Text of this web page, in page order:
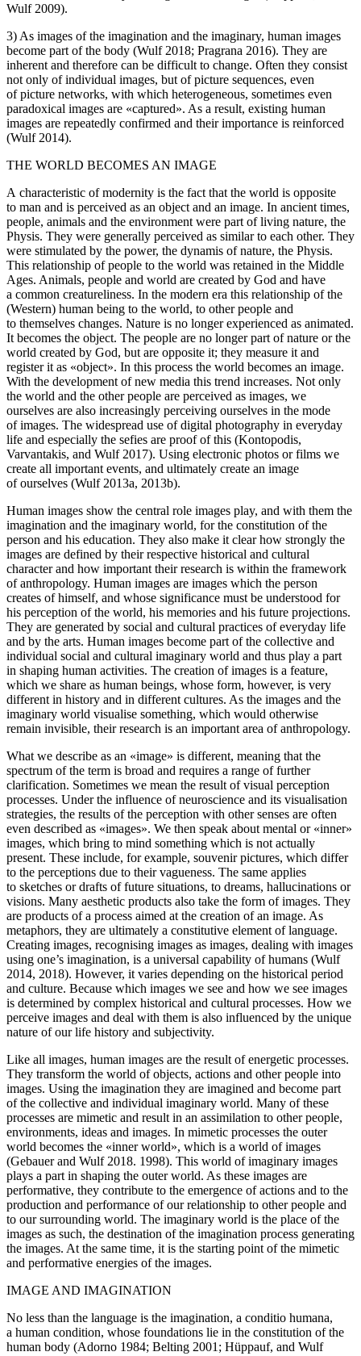
Wulf 2009).
3) As images of the imagination and the imaginary, human images
become part of the body (Wulf 2018; Pragrana 2016). They are
inherent and therefore can be difficult to change. Often they consist
not only of individual images, but of picture sequences, even
of picture networks, with which heterogeneous, sometimes even
paradoxical images are «captured». As a result, existing human
images are repeatedly confirmed and their importance is reinforced
(Wulf 2014).
THE WORLD BECOMES AN IMAGE
A characteristic of modernity is the fact that the world is opposite
to man and is perceived as an object and an image. In ancient times,
people, animals and the environment were part of living nature, the
Physis. They were generally perceived as similar to each other. They
were stimulated by the power, the dynamis of nature, the Physis.
This relationship of people to the world was retained in the Middle
Ages. Animals, people and world are created by God and have
a common creatureliness. In the modern era this relationship of the
(Western) human being to the world, to other people and
to themselves changes. Nature is no longer experienced as animated.
It becomes the object. The people are no longer part of nature or the
world created by God, but are opposite it; they measure it and
register it as «object». In this process the world becomes an image.
With the development of new media this trend increases. Not only
the world and the other people are perceived as images, we
ourselves are also increasingly perceiving ourselves in the mode
of images. The widespread use of digital photography in everyday
life and especially the sefies are proof of this (Kontopodis,
Varvantakis, and Wulf 2017). Using electronic photos or films we
create all important events, and ultimately create an image
of ourselves (Wulf 2013a, 2013b).
Human images show the central role images play, and with them the
imagination and the imaginary world, for the constitution of the
person and his education. They also make it clear how strongly the
images are defined by their respective historical and cultural
character and how important their research is within the framework
of anthropology. Human images are images which the person
creates of himself, and whose significance must be understood for
his perception of the world, his memories and his future projections.
They are generated by social and cultural practices of everyday life
and by the arts. Human images become part of the collective and
individual social and cultural imaginary world and thus play a part
in shaping human activities. The creation of images is a feature,
which we share as human beings, whose form, however, is very
different in history and in different cultures. As the images and the
imaginary world visualise something, which would otherwise
remain invisible, their research is an important area of anthropology.
What we describe as an «image» is different, meaning that the
spectrum of the term is broad and requires a range of further
clarification. Sometimes we mean the result of visual perception
processes. Under the influence of neuroscience and its visualisation
strategies, the results of the perception with other senses are often
even described as «images». We then speak about mental or «inner»
images, which bring to mind something which is not actually
present. These include, for example, souvenir pictures, which differ
to the perceptions due to their vagueness. The same applies
to sketches or drafts of future situations, to dreams, hallucinations or
visions. Many aesthetic products also take the form of images. They
are products of a process aimed at the creation of an image. As
metaphors, they are ultimately a constitutive element of language.
Creating images, recognising images as images, dealing with images
using one’s imagination, is a universal capability of humans (Wulf
2014, 2018). However, it varies depending on the historical period
and culture. Because which images we see and how we see images
is determined by complex historical and cultural processes. How we
perceive images and deal with them is also influenced by the unique
nature of our life history and subjectivity.
Like all images, human images are the result of energetic processes.
They transform the world of objects, actions and other people into
images. Using the imagination they are imagined and become part
of the collective and individual imaginary world. Many of these
processes are mimetic and result in an assimilation to other people,
environments, ideas and images. In mimetic processes the outer
world becomes the «inner world», which is a world of images
(Gebauer and Wulf 2018. 1998). This world of imaginary images
plays a part in shaping the outer world. As these images are
performative, they contribute to the emergence of actions and to the
production and performance of our relationship to other people and
to our surrounding world. The imaginary world is the place of the
images as such, the destination of the imagination process generating
the images. At the same time, it is the starting point of the mimetic
and performative energies of the images.
IMAGE AND IMAGINATION
No less than the language is the imagination, a conditio humana,
a human condition, whose foundations lie in the constitution of the
human body (Adorno 1984; Belting 2001; Hüppauf, and Wulf